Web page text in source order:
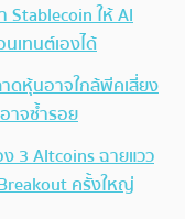
Stablecoin ให้ AI
เทนต์เองได้
ดหุ้นอาจใกล้พีคเสี่ยง
าจซ้ำรอย
3 Altcoins ฉายแวว
ครั้งใหญ่